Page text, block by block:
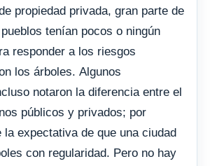
propiedad privada, gran parte de
tenían pocos o ningún
responder a los riesgos
los árboles. Algunos
notaron la diferencia entre el
públicos y privados; por
expectativa de que una ciudad
con regularidad. Pero no hay